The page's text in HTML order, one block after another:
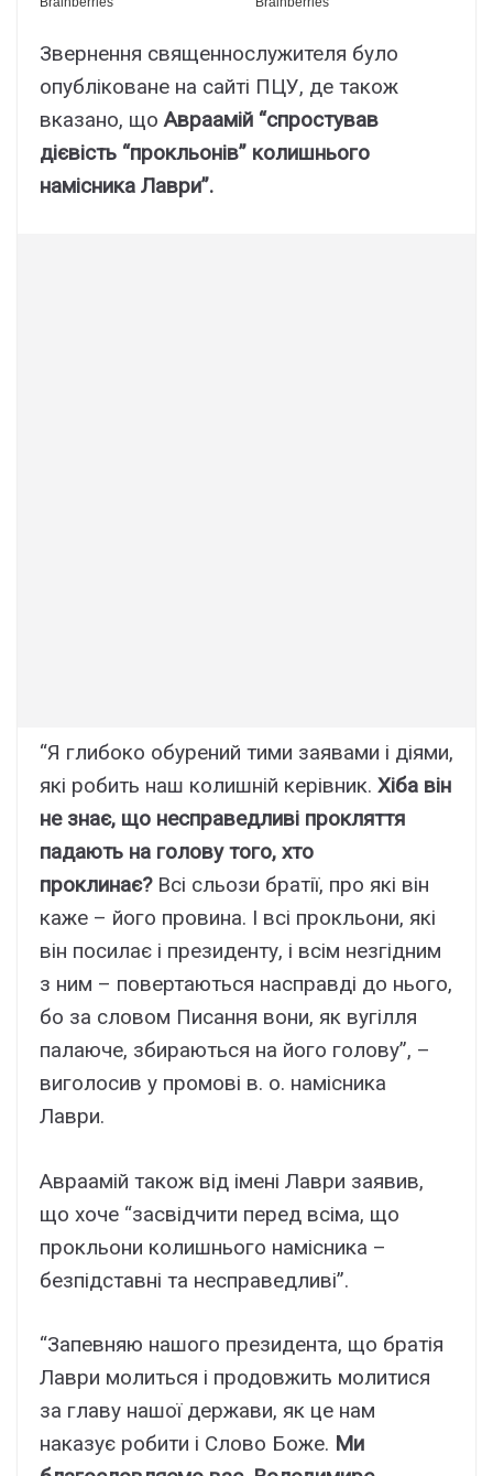
Звернення священнослужителя було
опубліковане на сайті ПЦУ, де також
вказано, щоАвраамій “спростував
дієвість “прокльонів” колишнього
намісника Лаври”.
“Я глибоко обурений тими заявами і діями,
які робить наш колишній керівник. Хіба він
не знає, що несправедливі прокляття
падають на голову того, хто
проклинає?Всі сльози братії, про які він
каже – його провина. І всі прокльони, які
він посилає і президенту, і всім незгідним
з ним – повертаються насправді до нього,
бо за словом Писання вони, як вугілля
палаюче, збираються на його голову”, –
виголосив у промові в. о. намісника
Лаври.
Авраамій також від імені Лаври заявив,
що хоче “засвідчити перед всіма, що
прокльони колишнього намісника –
безпідставні та несправедливі”.
“Запевняю нашого президента, що братія
Лаври молиться і продовжить молитися
за главу нашої держави, як це нам
наказує робити і Слово Боже. Ми